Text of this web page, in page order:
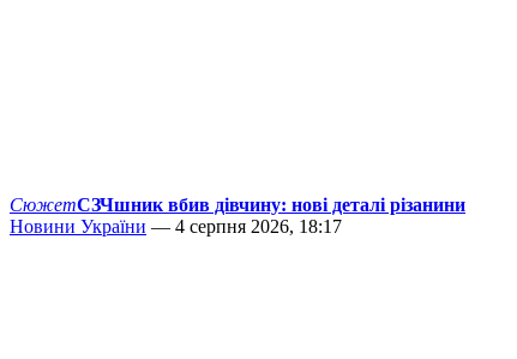
СюжетСЗЧшник вбив дівчину: нові деталі різанини
Новини України — 4 серпня 2026, 18:17